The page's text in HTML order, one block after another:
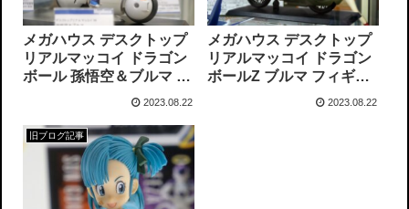
メガハウス デスクトップ
リアルマッコイ ドラゴン
ボール 孫悟空＆ブルマ フ
ィギュアサンプル展示
2023.08.22
メガハウス デスクトップ
リアルマッコイ ドラゴン
ボールZ ブルマ フィギュ
2023.08.22
旧ブログ記事